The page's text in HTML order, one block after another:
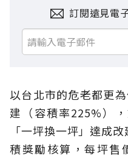
訂閱遠見電
以台北市的危老都更
建（容積率225%）
「一坪換一坪」達成
積獎勵核算，每坪售